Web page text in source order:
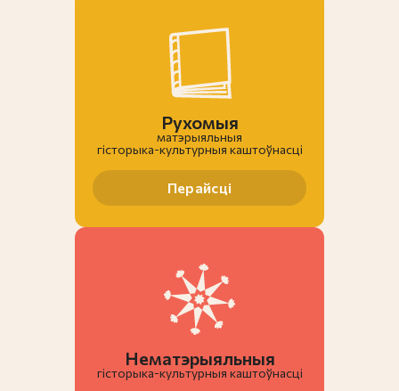
Рухомыя
матэрыяльныя
гiсторыка-культурныя каштоўнасці
Перайсці
Нематэрыяльныя
гiсторыка-культурныя каштоўнасці